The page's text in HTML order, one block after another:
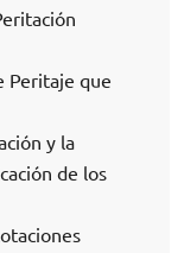
Peritaje que
y la
de los